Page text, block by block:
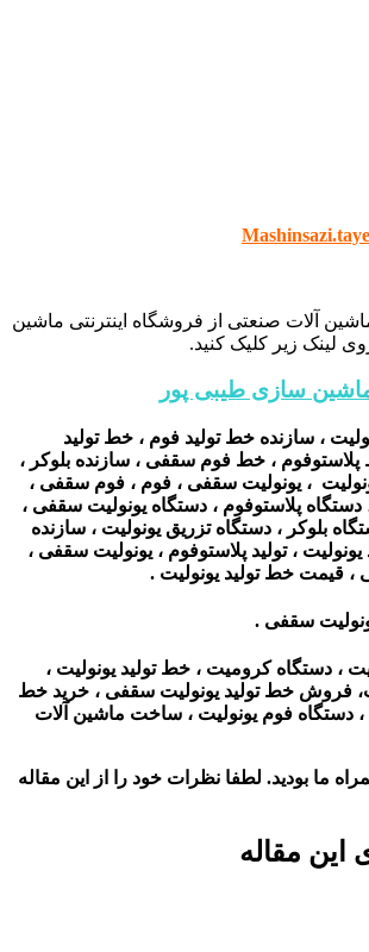
آلات صنعتی از فروشگاه اینترنتی ماشین
لینک زیر کلیک کنید.
سازی طیبی پور
، سازنده خط تولید فوم ، خط تولید
، خط فوم سقفی ، سازنده بلوکر ،
، یونولیت سقفی ، فوم ، فوم سقفی ،
پلاستوفوم ، دستگاه یونولیت سقفی ،
بلوکر ، دستگاه تزریق یونولیت ، سازنده
، تولید پلاستوفوم ، یونولیت سقفی ،
قیمت خط تولید یونولیت .
سقفی .
، دستگاه کرومیت ، خط تولید یونولیت ،
فروش خط تولید یونولیت سقفی ، خرید خط
، دستگاه فوم یونولیت ، ساخت ماشین آلات
ما بودید. لطفا نظرات خود را از این مقاله
این مقاله